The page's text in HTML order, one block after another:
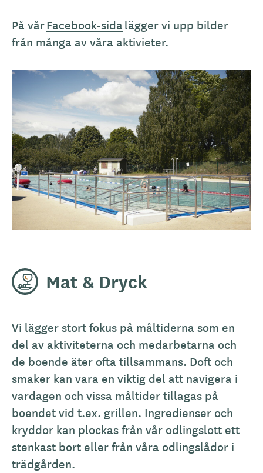
På vårFacebook-sidalägger vi upp bilder
från många av våra aktivieter.
Mat & Dryck
A
l
l
m
ä
n
b
e
s
Vi lägger stort fokus på måltiderna som en
del av aktiviteterna och medarbetarna och
de boende äter ofta tillsammans. Doft och
smaker kan vara en viktig del att navigera i
vardagen och vissa måltider tillagas på
boendet vid t.ex. grillen. Ingredienser och
kryddor kan plockas från vår odlingslott ett
stenkast bort eller från våra odlingslådor i
trädgården.